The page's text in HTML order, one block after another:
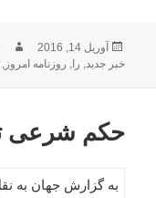
ارسال
شده
آوریل 14, 2016
خبر جدید
را روزنامه امروز
حکم شرعی
به گزارش جهان به